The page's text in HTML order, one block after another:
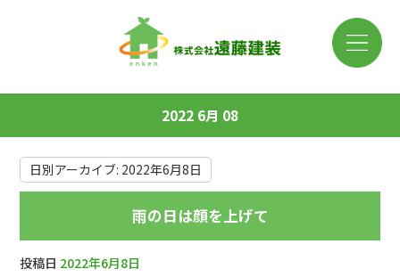
2022 6月 08
日別アーカイブ: 2022年6月8日
雨の日は顔を上げて
投稿日 2022年6月8日